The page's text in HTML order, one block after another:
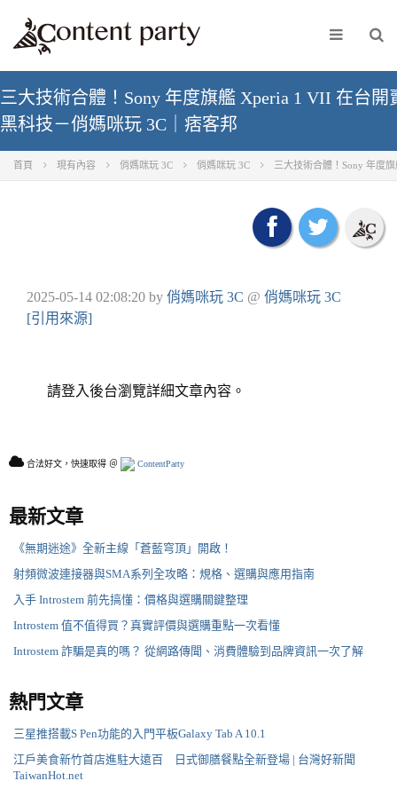
三大技術合體！Sony 年度旗艦 Xperia 1 VII 在台
黑科技－俏媽咪玩 3C｜痞客邦
首頁 現有內容 俏媽咪玩 3C 俏媽咪玩 3C 三大技術合體！Sony 年度
2025-05-14 02:08:20 by 俏媽咪玩 3C @ 俏媽咪玩 3C
[引用來源]
請登入後台瀏覽詳細文章內容。
合法好文，快速取得 ＠ ContentParty
最新文章
《無期迷途》全新主線「蒼藍穹頂」開啟！
射頻微波連接器與SMA系列全攻略：規格、選購與應用指南
入手 Introstem 前先搞懂：價格與選購關鍵整理
Introstem 值不值得買？真實評價與選購重點一次看懂
Introstem 詐騙是真的嗎？ 從網路傳聞、消費體驗到品牌資訊一次了解
熱門文章
三星推搭載S Pen功能的入門平板Galaxy Tab A 10.1
江戶美食新竹首店進駐大遠百 日式御膳餐點全新登場 | 台灣好新聞
TaiwanHot.net